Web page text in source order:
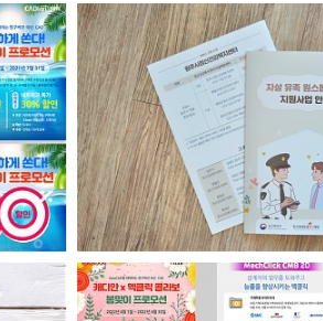
자살유족원스톱 서비스 지원